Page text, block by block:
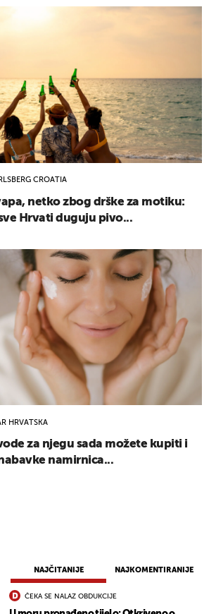
NAJČITANIJE NAJKOMENTIRANIJE
ČEKA SE NALAZ OBDUKCIJE
CROATIA
netko zbog drške za motiku:
Hrvati duguju pivo...
HRVATSKA
za njegu sada možete kupiti i
namirnica...
NOTIFIKACIJE